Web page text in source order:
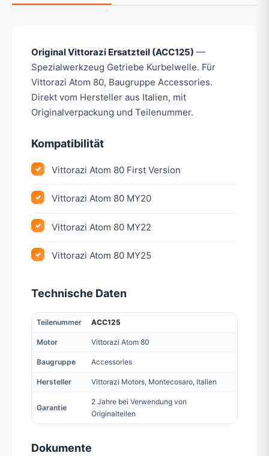
Original Vittorazi Ersatzteil (ACC125) —
Spezialwerkzeug Getriebe Kurbelwelle. Für
Vittorazi Atom 80, Baugruppe Accessories.
Direkt vom Hersteller aus Italien, mit
Originalverpackung und Teilenummer.
Kompatibilität
Vittorazi Atom 80 First Version
Vittorazi Atom 80 MY20
Vittorazi Atom 80 MY22
Vittorazi Atom 80 MY25
Technische Daten
Teilenummer ACC125
Motor Vittorazi Atom 80
Baugruppe Accessories
Hersteller Vittorazi Motors, Montecosaro, Italien
Garantie
2 Jahre bei Verwendung von
Originalteilen
Dokumente